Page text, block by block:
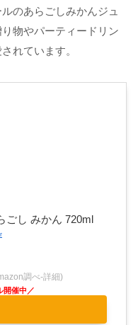
のあらごしみかんジュ
物やパーティードリン
れています。
ごし みかん 720ml
調べ-詳細)